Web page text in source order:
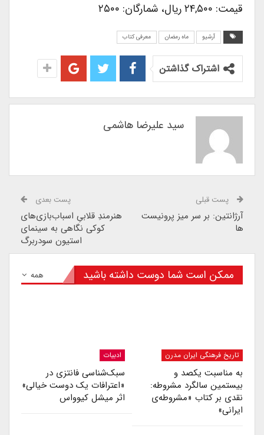
قیمت: ۲۴,۵۰۰ ریال، شمارگان: ۲۵۰۰
آرشیو ماه رمضان معرفی کتاب
اشتراک گذاشتن
سید علیرضا هاشمی
پست قبلی
آرژانتین: بر سر میز پرونیست
پست بعدی
هنرمندِ قلابیِ اسبا‌ب‌بازی‌های
کوکی نگاهی به سینمای
استیون سودربرگ
همه ممکن است شما دوست داشته باشید
تاریخ فرهنگی ایران مدرن
به مناسبت یکصد و
بیستمین سالگرد مشروطه:
نقدی بر کتاب «مشروطه‌ی
ایرانی»
ادبیات
سبک‌شناسی فانتزی در
«اعترافات یک دوست خیالی»
اثر میشل کیوواس